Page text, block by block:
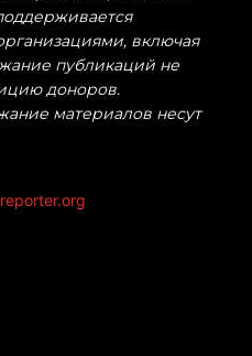
включая
публикаций не
доноров.
материалов несут